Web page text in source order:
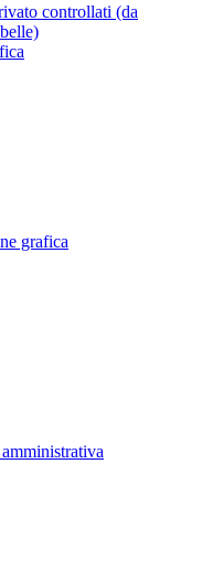
controllati (da
grafica